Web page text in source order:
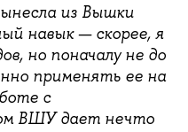
из Вышки
навык — скорее, я
но поначалу не до
применять ее на
с
ВШУ дает нечто